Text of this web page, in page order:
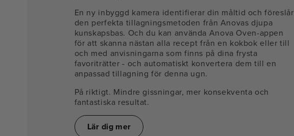
En ny inbyggd kamera identifierar din måltid och föreslår
den perfekta tillagningsmetoden från Anovas djupa
kunskapsbas. Och du kan använda Anova Oven-appen
för att skanna nästan alla recept från en kokbok eller till
och med anvisningarna som finns på dina frysta
favoriträtter - och automatiskt konvertera dem till en
anpassad tillagning för denna ugn.
På riktigt. Mindre gissningar, mer konsekventa och
fantastiska resultat.
Lär dig mer